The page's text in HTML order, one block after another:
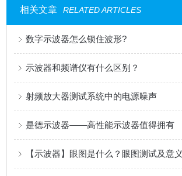
相关文章 RELATED ARTICLES
数字示波器怎么锁住波形?
示波器和频谱仪有什么区别？
射频放大器测试系统中的电源噪声
是德示波器——高性能示波器值得拥有
【示波器】眼图是什么？眼图测试及意义